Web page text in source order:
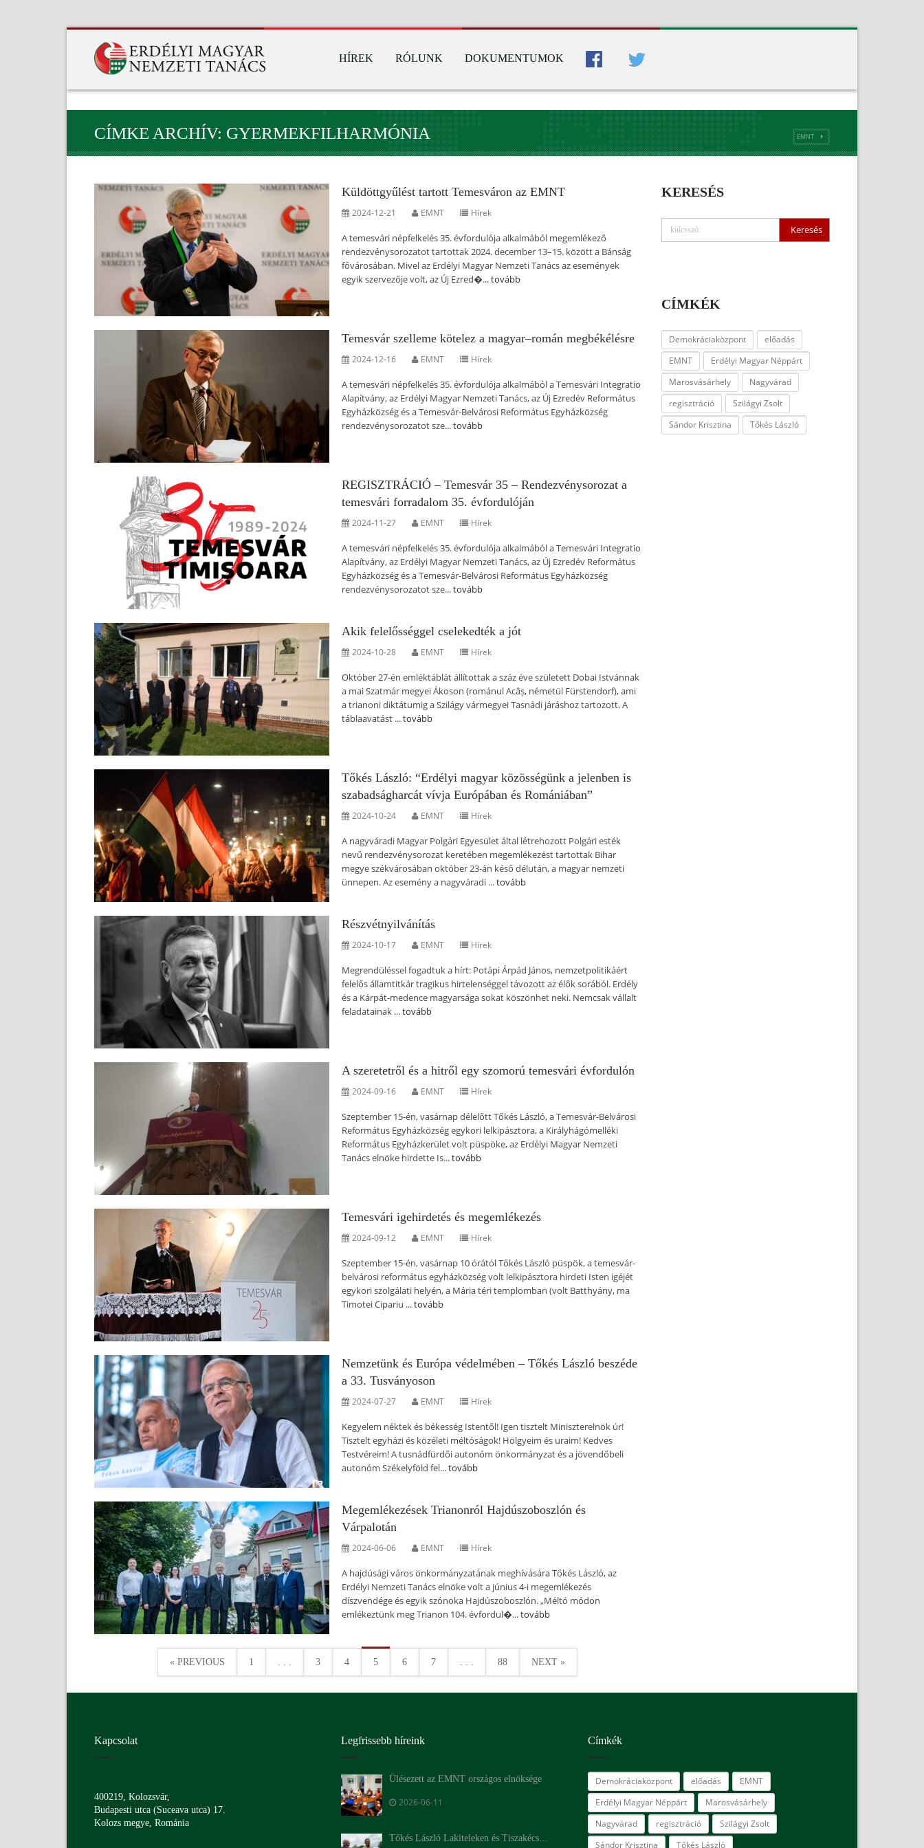
HÍREK RÓLUNK DOKUMENTUMOK
CÍMKE ARCHÍV: GYERMEKFILHARMÓNIA EMNT
Küldöttgyűlést tartott Temesváron az EMNT
2024-12-21 EMNT Hírek
A temesvári népfelkelés 35. évfordulója alkalmából megemlékező
rendezvénysorozatot tartottak 2024. december 13–15. között a Bánság
fővárosában. Mivel az Erdélyi Magyar Nemzeti Tanács az események
egyik szervezője volt, az Új Ezred�...tovább
Temesvár szelleme kötelez a magyar–román megbékélésre
2024-12-16 EMNT Hírek
A temesvári népfelkelés 35. évfordulója alkalmából a Temesvári Integratio
Alapítvány, az Erdélyi Magyar Nemzeti Tanács, az Új Ezredév Református
Egyházközség és a Temesvár-Belvárosi Református Egyházközség
rendezvénysorozatot sze...tovább
REGISZTRÁCIÓ – Temesvár 35 – Rendezvénysorozat a
temesvári forradalom 35. évfordulóján
2024-11-27 EMNT Hírek
A temesvári népfelkelés 35. évfordulója alkalmából a Temesvári Integratio
Alapítvány, az Erdélyi Magyar Nemzeti Tanács, az Új Ezredév Református
Egyházközség és a Temesvár-Belvárosi Református Egyházközség
rendezvénysorozatot sze...tovább
Akik felelősséggel cselekedték a jót
2024-10-28 EMNT Hírek
Október 27-én emléktáblát állítottak a száz éve született Dobai Istvánnak
a mai Szatmár megyei Ákoson (románul Acâș, németül Fürstendorf), ami
a trianoni diktátumig a Szilágy vármegyei Tasnádi járáshoz tartozott. A
táblaavatást ...tovább
Tőkés László: “Erdélyi magyar közösségünk a jelenben is
szabadságharcát vívja Európában és Romániában”
2024-10-24 EMNT Hírek
A nagyváradi Magyar Polgári Egyesület által létrehozott Polgári esték
nevű rendezvénysorozat keretében megemlékezést tartottak Bihar
megye székvárosában október 23-án késő délután, a magyar nemzeti
ünnepen. Az esemény a nagyváradi ...tovább
Részvétnyilvánítás
2024-10-17 EMNT Hírek
Megrendüléssel fogadtuk a hírt: Potápi Árpád János, nemzetpolitikáért
felelős államtitkár tragikus hirtelenséggel távozott az élők sorából. Erdély
és a Kárpát-medence magyarsága sokat köszönhet neki. Nemcsak vállalt
feladatainak ...tovább
A szeretetről és a hitről egy szomorú temesvári évfordulón
2024-09-16 EMNT Hírek
Szeptember 15-én, vasárnap délelőtt Tőkés László, a Temesvár-Belvárosi
Református Egyházközség egykori lelkipásztora, a Királyhágómelléki
Református Egyházkerület volt püspöke, az Erdélyi Magyar Nemzeti
Tanács elnöke hirdette Is...tovább
Temesvári igehirdetés és megemlékezés
2024-09-12 EMNT Hírek
Szeptember 15-én, vasárnap 10 órától Tőkés László püspök, a temesvár-
belvárosi református egyházközség volt lelkipásztora hirdeti Isten igéjét
egykori szolgálati helyén, a Mária téri templomban (volt Batthyány, ma
Timotei Cipariu ...tovább
Nemzetünk és Európa védelmében – Tőkés László beszéde
a 33. Tusványoson
2024-07-27 EMNT Hírek
Kegyelem néktek és békesség Istentől! Igen tisztelt Miniszterelnök úr!
Tisztelt egyházi és közéleti méltóságok! Hölgyeim és uraim! Kedves
Testvéreim! A tusnádfürdői autonóm önkormányzat és a jövendőbeli
autonóm Székelyföld fel...tovább
Megemlékezések Trianonról Hajdúszoboszlón és
Várpalotán
2024-06-06 EMNT Hírek
A hajdúsági város önkormányzatának meghívására Tőkés László, az
Erdélyi Nemzeti Tanács elnöke volt a június 4-i megemlékezés
díszvendége és egyik szónoka Hajdúszoboszlón. „Méltó módon
emlékeztünk meg Trianon 104. évfordul�...tovább
« PREVIOUS 1 . . . 3 4 5 6 7 . . . 88 NEXT »
KERESÉS
CÍMKÉK
Demokráciaközpont
előadás
EMNT
Erdélyi Magyar Néppárt
Marosvásárhely
Nagyvárad
regisztráció
Szilágyi Zsolt
Sándor Krisztina
Tőkés László
Kapcsolat
400219, Kolozsvár,
Budapesti utca (Suceava utca) 17.
Kolozs megye, Románia
Legfrissebb híreink
Ülésezett az EMNT országos elnöksége
2026-06-11
Tőkés László Lakiteleken és Tiszakécs...
Címkék
Demokráciaközpont előadás
EMNT
Erdélyi Magyar Néppárt
Marosvásárhely
Nagyvárad
regisztráció
Szilágyi Zsolt
Sándor Krisztina
Tőkés László